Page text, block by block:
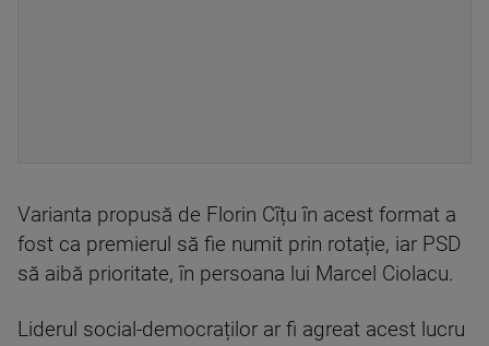
Varianta propusă de Florin Cîțu în acest format a
fost ca premierul să fie numit prin rotație, iar PSD
să aibă prioritate, în persoana lui Marcel Ciolacu.
Liderul social-democraților ar fi agreat acest lucru